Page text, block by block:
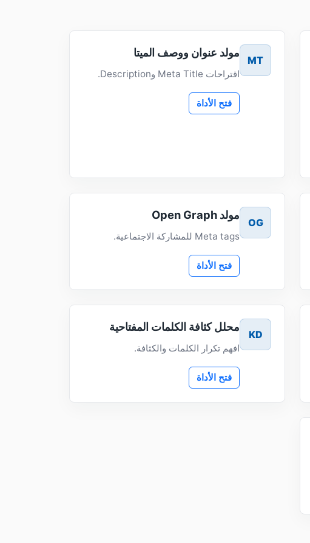
MT
مولد عنوان ووصف الميتا
اقتراحات Meta Title وDescription.
فتح الأداة
OG
مولد Open Graph
Meta tags للمشاركة الاجتماعية.
فتح الأداة
KD
محلل كثافة الكلمات المفتاحية
افهم تكرار الكلمات والكثافة.
فتح الأداة